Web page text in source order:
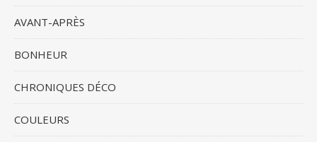
AVANT-APRÈS
BONHEUR
CHRONIQUES DÉCO
COULEURS